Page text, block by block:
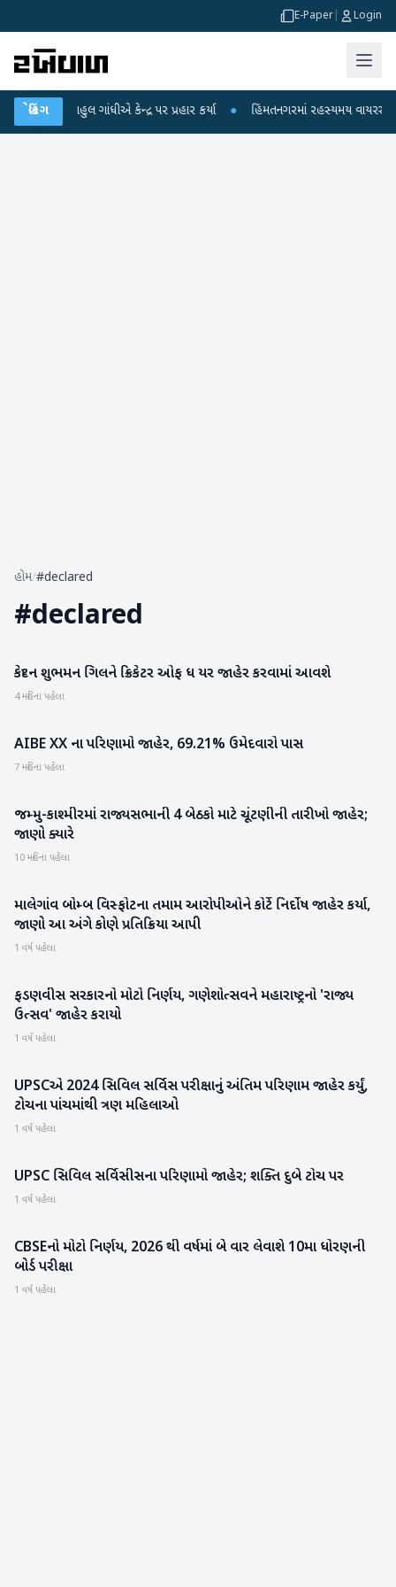
E-Paper Login
બ્રેકિંગ
પર રાહુલ ગાંધીએ કેન્દ્ર પર પ્રહાર કર્યા ● હિંમતનગરમાં રહસ્યમય વાયરસ કે
હોમ/#declared
#declared
રમતગમત
કેપ્ટન શુભમન ગિલને ક્રિકેટર ઓફ ધ યર જાહેર કરવામાં આવશે
4 મહિના પહેલા
રાષ્ટ્રીય
AIBE XX ના પરિણામો જાહેર, 69.21% ઉમેદવારો પાસ
7 મહિના પહેલા
રાષ્ટ્રીય
જમ્મુ-કાશ્મીરમાં રાજ્યસભાની 4 બેઠકો માટે ચૂંટણીની તારીખો જાહેર;
જાણો ક્યારે
10 મહિના પહેલા
રાષ્ટ્રીય
માલેગાંવ બોમ્બ વિસ્ફોટના તમામ આરોપીઓને કોર્ટે નિર્દોષ જાહેર કર્યા,
જાણો આ અંગે કોણે પ્રતિક્રિયા આપી
1 વર્ષ પહેલા
રાષ્ટ્રીય
ફડણવીસ સરકારનો મોટો નિર્ણય, ગણેશોત્સવને મહારાષ્ટ્રનો 'રાજ્ય
ઉત્સવ' જાહેર કરાયો
1 વર્ષ પહેલા
રાષ્ટ્રીય
UPSCએ 2024 સિવિલ સર્વિસ પરીક્ષાનું અંતિમ પરિણામ જાહેર કર્યું,
ટોચના પાંચમાંથી ત્રણ મહિલાઓ
1 વર્ષ પહેલા
રાષ્ટ્રીય
UPSC સિવિલ સર્વિસીસના પરિણામો જાહેર; શક્તિ દુબે ટોચ પર
1 વર્ષ પહેલા
રાષ્ટ્રીય
CBSEનો મોટો નિર્ણય, 2026 થી વર્ષમાં બે વાર લેવાશે 10મા ધોરણની
બોર્ડ પરીક્ષા
1 વર્ષ પહેલા